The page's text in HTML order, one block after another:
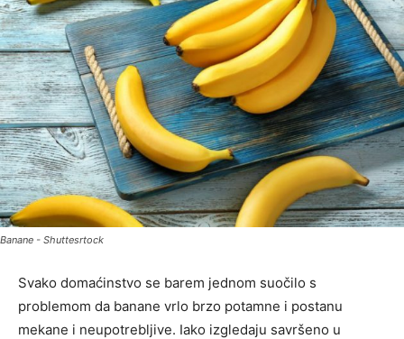
Banane - Shuttesrtock
Svako domaćinstvo se barem jednom suočilo s
problemom da banane vrlo brzo potamne i postanu
mekane i neupotrebljive. Iako izgledaju savršeno u